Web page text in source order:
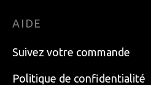
AIDE
Suivez votre commande
Politique de confidentialité